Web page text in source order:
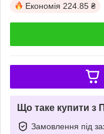
Економія 224.85 ₴
Що таке купити з
Замовлення під